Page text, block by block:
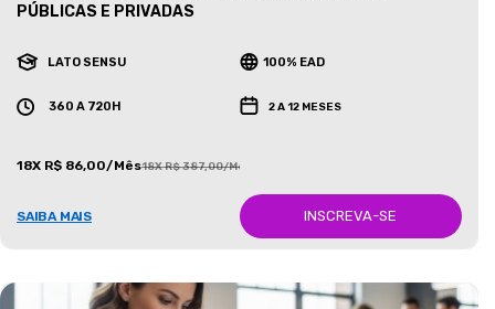
PÚBLICAS E PRIVADAS
LATO SENSU 100% EAD
360 A 720H 2 A 12 MESES
18X R$ 86,00/Mês18X R$ 387,00/Mês
SAIBA MAIS INSCREVA-SE